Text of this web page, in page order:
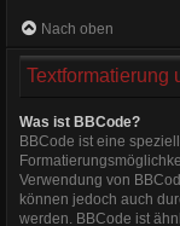
Nach oben
Textformatierung
Was ist BBCode?
BBCode ist eine
Verwendung von
können jedoch auch
werden. BBCode ist